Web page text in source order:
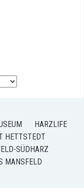
HARZLIFE
HETTSTEDT
SÜDHARZ
MANSFELD